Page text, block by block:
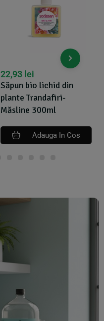
Săpun bio lichid din
plante Trandafiri-
Măsline 300ml
22,93 lei
Adauga In Cos